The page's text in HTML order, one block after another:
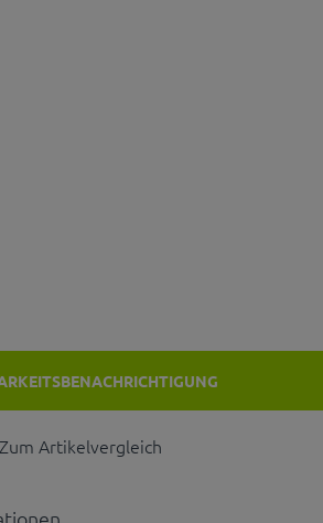
Zum Artikelvergleich